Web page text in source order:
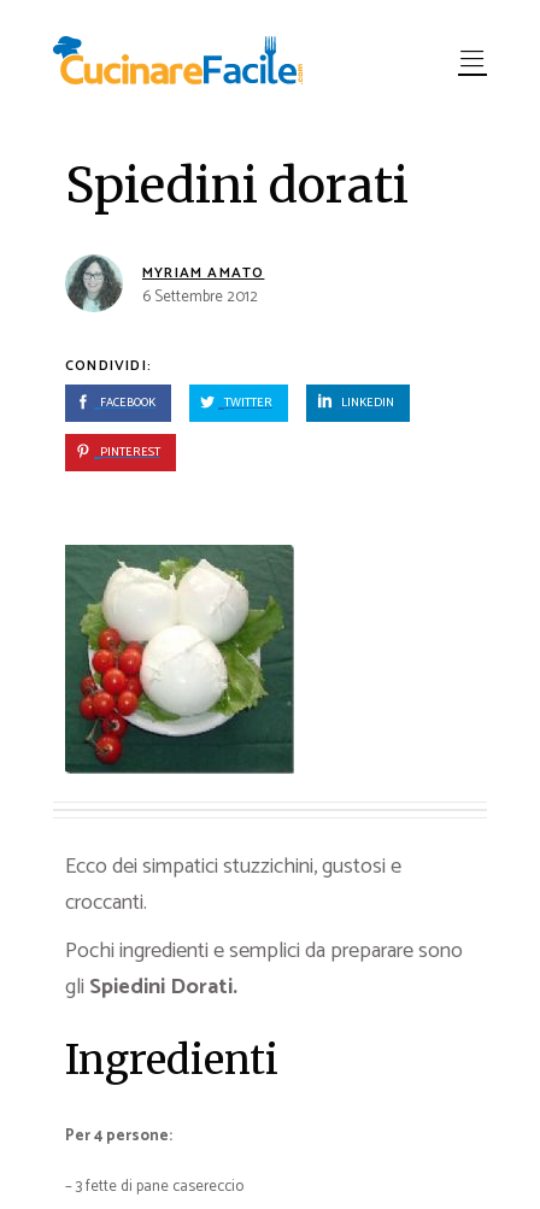
Spiedini dorati
MYRIAM AMATO
6 Settembre 2012
CONDIVIDI:
FACEBOOK TWITTER LINKEDIN
PINTEREST
Ecco dei simpatici stuzzichini, gustosi e
croccanti.
Pochi ingredienti e semplici da preparare sono
gli Spiedini Dorati.
Ingredienti
Per 4 persone:
– 3 fette di pane casereccio